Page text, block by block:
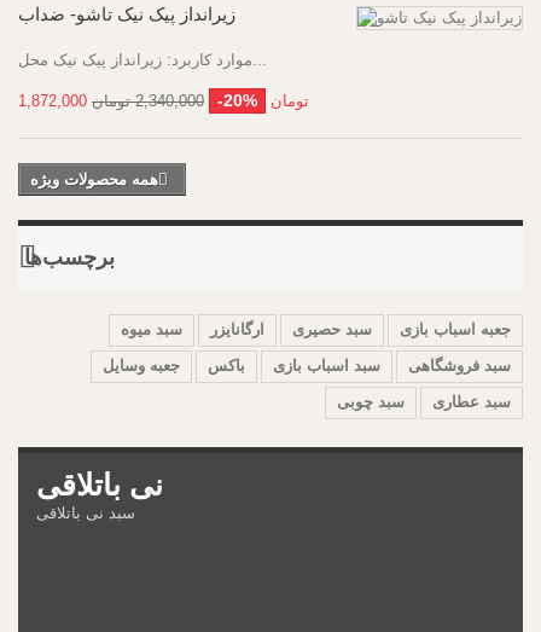
زیرانداز پیک نیک تاشو- ضدآب
موارد کاربرد: زیرانداز پیک نیک محل...
1,872,000 تومان -20% 2,340,000 تومان
همه محصولات ویژه
برچسب‌ها
جعبه اسباب بازی سبد حصیری ارگانایزر
سبد میوه
سبد فروشگاهی
سبد اسباب بازی باکس
جعبه وسایل
سبد عطاری
سبد چوبی
نی باتلاقی
سبد نی باتلاقی